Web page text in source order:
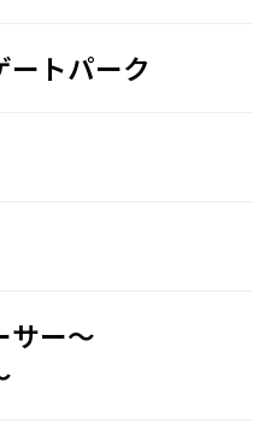
ートパーク
サー～